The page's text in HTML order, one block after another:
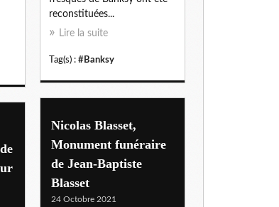
reconstituées...
Lire la suite
Tag(s) : #Banksy
Nicolas Blasset,
Monument funéraire
de Jean-Baptiste
Blasset
24 Octobre 2021